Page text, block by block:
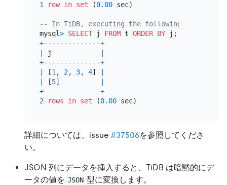
1
row in set (0.00 sec)
-- In TiDB, executing the following SQL
mysql> SELECT j FROM t ORDER BY
+--------------+
j
+--------------+
[1, 2, 3, 4]
[5]
+--------------+
2
rows in set (0.00
詳細については、issue #37506を参照してくださ
い。
JSON 列にデータを挿入すると、TiDB は暗黙的にデ
ータの値を JSON 型に変換します。